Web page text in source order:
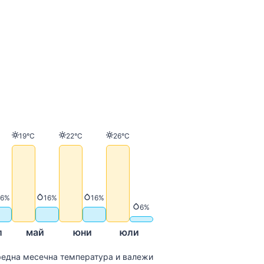
месечна температура и валежи
Валежи
май
Температура
19°C
Валежи
16%
юни
Температура
22°C
Валежи
16%
юли
Температура
26°C
Валежи
6%